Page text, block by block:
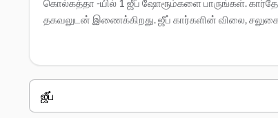
கொல்கத்தா -யில் 1 ஜீப் ஷோரூம்களை பாருங்கள்.
தகவலுடன் இணைக்கிறது. ஜீப் கார்களின் விலை,
வியாபாரி பெயர்
celica ஜீப் கொல்கத்தா
celica park, 24/1, park st,,